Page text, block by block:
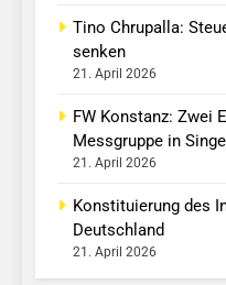
Tino Chrupalla:
senken
21. April 2026
FW Konstanz: Zwei
Messgruppe in
21. April 2026
Konstituierung des
Deutschland
21. April 2026